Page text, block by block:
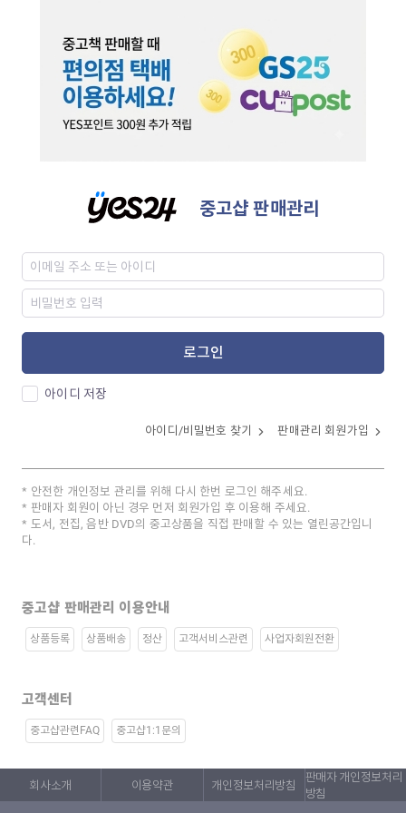
중고샵 판매관리
로그인
아이디 저장
아이디/비밀번호 찾기 판매관리 회원가입
안전한 개인정보 관리를 위해 다시 한번 로그인 해주세요.
판매자 회원이 아닌 경우 먼저 회원가입 후 이용해 주세요.
도서, 전집, 음반 DVD의 중고상품을 직접 판매할 수 있는 열린공간입니
다.
중고샵 판매관리 이용안내
상품등록 상품배송 정산 고객서비스관련 사업자회원전환
고객센터
중고샵관련FAQ 중고샵1:1문의
회사소개 이용약관 개인정보처리방침
판매자 개인정보처리
방침